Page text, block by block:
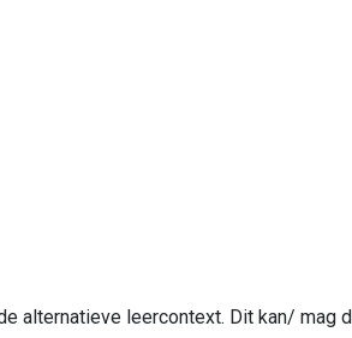
alternatieve leercontext. Dit kan/ mag